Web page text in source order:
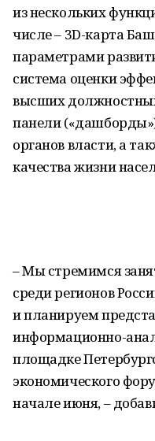
из нескольких
числе – 3D-карта
параметрами
система оценки
высших
панели
органов власти, а
качества жизни
– Мы стремимся
среди регионов
и планируем
информационно-
площадке
экономического
начале июня, –